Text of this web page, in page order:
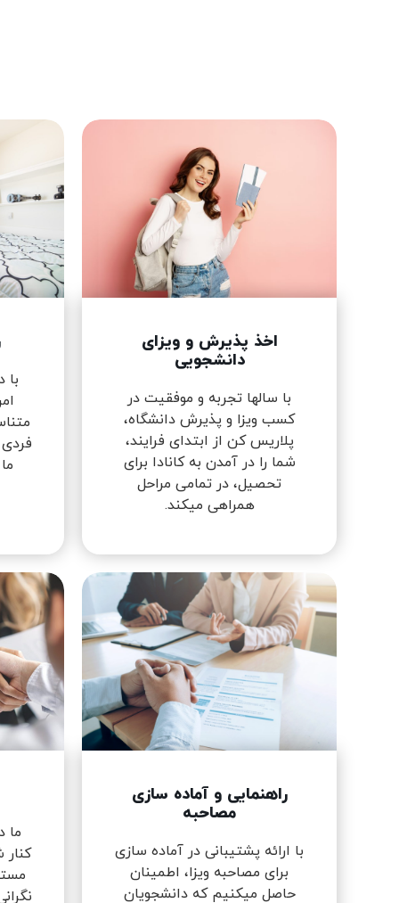
اخذ پذیرش و ویزای
دانشجویی
با سالها تجربه و موفقیت در
کسب ویزا و پذیرش دانشگاه،
پلاریس کن از ابتدای فرایند،
شما را در آمدن به کانادا برای
تحصیل، در تمامی مراحل
همراهی میکند.
راهنمایی و آماده سازی
مصاحبه
با ارائه پشتیبانی در آماده سازی
برای مصاحبه ویزا، اطمینان
حاصل میکنیم که دانشجویان
ما